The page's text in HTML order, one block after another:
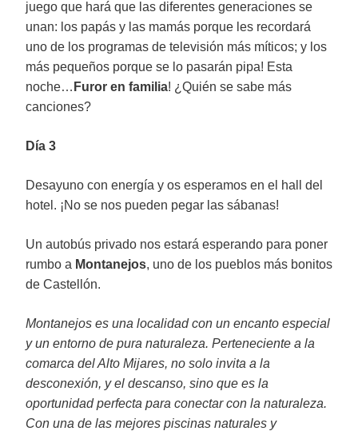
juego que hará que las diferentes generaciones se
unan: los papás y las mamás porque les recordará
uno de los programas de televisión más míticos; y los
más pequeños porque se lo pasarán pipa! Esta
noche… Furor en familia! ¿Quién se sabe más
canciones?
Día 3
Desayuno con energía y os esperamos en el hall del
hotel. ¡No se nos pueden pegar las sábanas!
Un autobús privado nos estará esperando para poner
rumbo a Montanejos, uno de los pueblos más bonitos
de Castellón.
Montanejos es una localidad con un encanto especial
y un entorno de pura naturaleza. Perteneciente a la
comarca del Alto Mijares, no solo invita a la
desconexión, y el descanso, sino que es la
oportunidad perfecta para conectar con la naturaleza.
Con una de las mejores piscinas naturales y